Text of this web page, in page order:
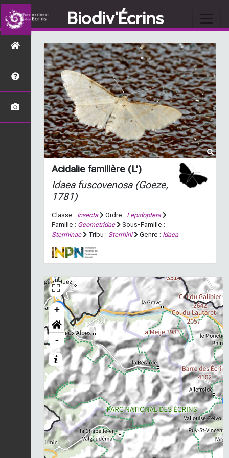
Biodiv'Écrins
Acidalie familière (L')
Idaea fuscovenosa(Goeze,
1781)
Classe : Insecta Ordre : Lepidoptera
Famille : Geometridae
Sous-Famille :
Sterrhinae
Tribu : Sterrhini Genre : Idaea
+
-